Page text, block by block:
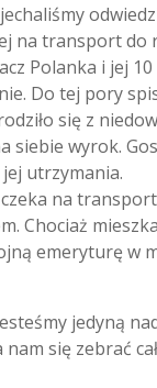
na transport do
Polanka i jej
Do tej pory
się z
siebie wyrok.
utrzymania.
na
Chociaż
emeryturę w
jedyną
nam się zebrać